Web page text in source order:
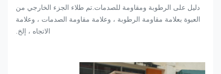
دليل على الرطوبة ومقاومة للصدمات.تم طلاء الجزء الخارجي من
العبوة بعلامة مقاومة الرطوبة ، وعلامة مقاومة الصدمات ، وعلامة
الاتجاه ، إلخ.